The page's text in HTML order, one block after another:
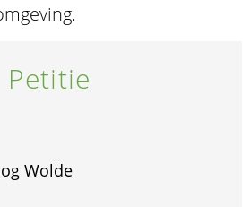
Petitie
Wolde